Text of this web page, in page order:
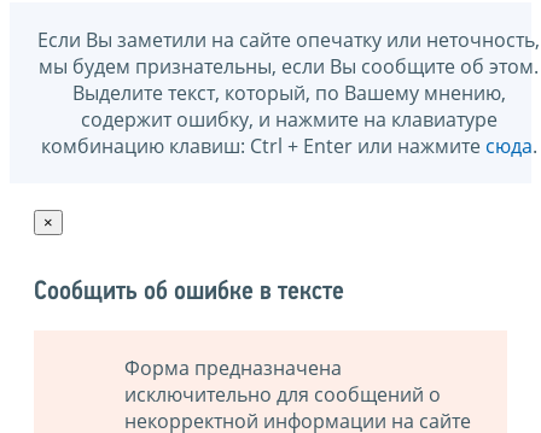
Если Вы заметили на сайте опечатку или неточность,
мы будем признательны, если Вы сообщите об этом.
Выделите текст, который, по Вашему мнению,
содержит ошибку, и нажмите на клавиатуре
комбинацию клавиш: Ctrl + Enter или нажмите сюда.
×
Сообщить об ошибке в тексте
Форма предназначена
исключительно для сообщений о
некорректной информации на сайте